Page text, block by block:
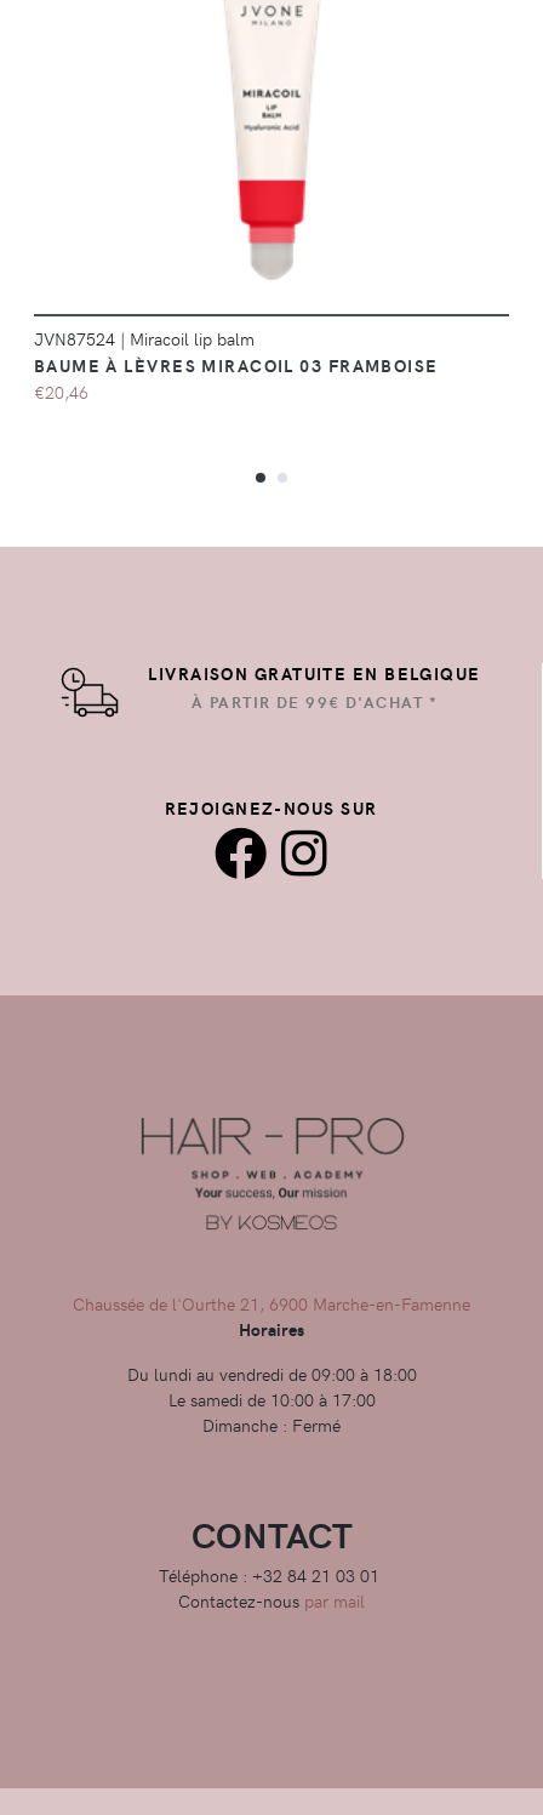
JVN87524 | Miracoil lip balm
BAUME À LÈVRES MIRACOIL 03 FRAMBOISE
€20,46
LIVRAISON GRATUITE EN BELGIQUE
À PARTIR DE 99€ D'ACHAT *
REJOIGNEZ-NOUS SUR
Chaussée de l'Ourthe 21, 6900 Marche-en-Famenne
Horaires
Du lundi au vendredi de 09:00 à 18:00
Le samedi de 10:00 à 17:00
Dimanche : Fermé
CONTACT
Téléphone : +32 84 21 03 01
Contactez-nous par mail